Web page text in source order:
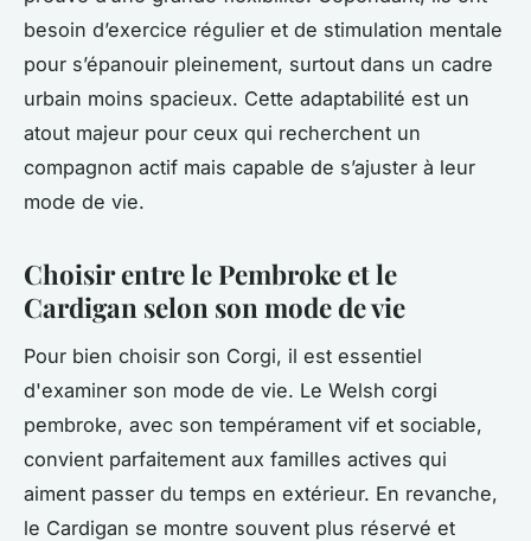
besoin d’exercice régulier et de stimulation mentale
pour s’épanouir pleinement, surtout dans un cadre
urbain moins spacieux. Cette adaptabilité est un
atout majeur pour ceux qui recherchent un
compagnon actif mais capable de s’ajuster à leur
mode de vie.
Choisir entre le Pembroke et le
Cardigan selon son mode de vie
Pour bien choisir son Corgi, il est essentiel
d'examiner son mode de vie. Le Welsh corgi
pembroke, avec son tempérament vif et sociable,
convient parfaitement aux familles actives qui
aiment passer du temps en extérieur. En revanche,
le Cardigan se montre souvent plus réservé et